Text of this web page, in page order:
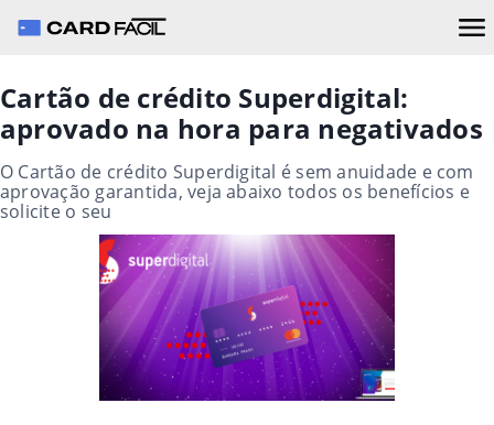
Cartão de crédito Superdigital:
aprovado na hora para negativados
O Cartão de crédito Superdigital é sem anuidade e com
aprovação garantida, veja abaixo todos os benefícios e
solicite o seu